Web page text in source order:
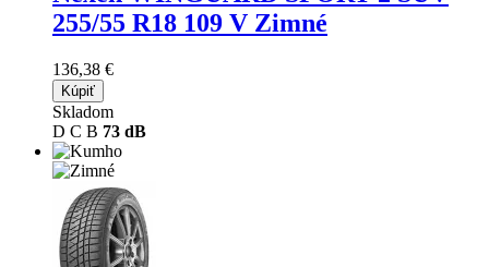
255/55 R18 109 V Zimné
136,38 €
Kúpiť
Skladom
D C B 73 dB